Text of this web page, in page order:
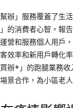
辦」服務覆蓋了生
的消費者心智。報
營和服務個人用戶
效率和新用戶轉化
辦+」的跑腿業務
景合作，為小區老